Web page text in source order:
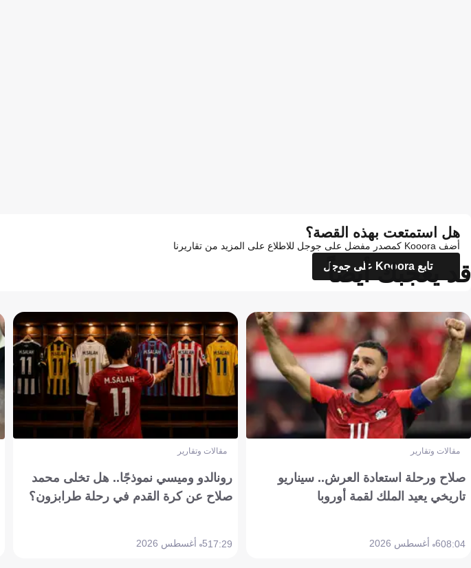
هل استمتعت بهذه القصة؟
أضف Kooora كمصدر مفضل على جوجل للاطلاع على المزيد من تقاريرنا
تابع Kooora على جوجل
قد يعجبك أيضاً
مقالات وتقارير
صلاح ورحلة استعادة العرش.. سيناريو
تاريخي يعيد الملك لقمة أوروبا
08:046 أغسطس 2026
مقالات وتقارير
رونالدو وميسي نموذجًا.. هل تخلى محمد
صلاح عن كرة القدم في رحلة طرابزون؟
17:295 أغسطس 2026